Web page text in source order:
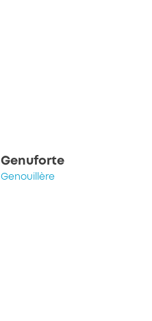
Genuforte
Genouillère